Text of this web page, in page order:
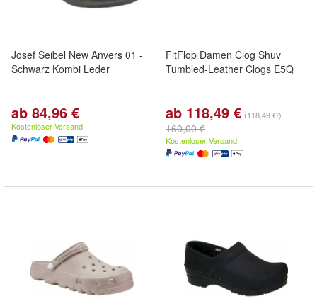
Josef Seibel New Anvers 01 -
Schwarz Kombi Leder
ab 84,96 €
Kostenloser Versand
FitFlop Damen Clog Shuv
Tumbled-Leather Clogs E5Q
ab 118,49 € (118,49 €/)
160,00 €
Kostenloser Versand